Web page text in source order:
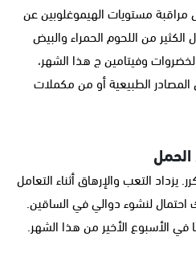
مستويات الهيموغلوبين عن
من اللحوم الحمراء والبيض
وفيتامين ج هذا الشهر،
المصادر الطبيعية أو من مكملات
يزداد التعب والإرهاق أثناء التعامل
لنشوء دوالي في الساقين.
الأسبوع الأخير من هذا الشهر.